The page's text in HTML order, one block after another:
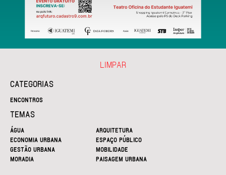
CATEGORIAS
ENCONTROS
TEMAS
ÁGUA
ARQUITETURA
ECONOMIA URBANA
ESPAÇO PÚBLICO
GESTÃO URBANA
MOBILIDADE
MORADIA
PAISAGEM URBANA
LIMPAR